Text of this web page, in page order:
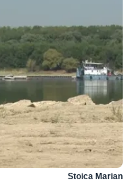
Stoica Marian